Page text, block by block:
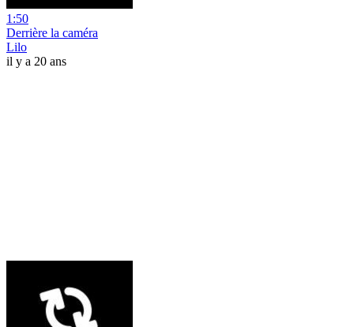
1:50
Derrière la caméra
Lilo
il y a 20 ans